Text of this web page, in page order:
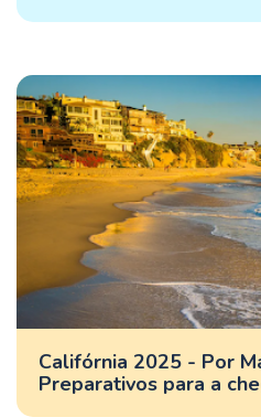
Califórnia 2025 - Por
Preparativos para a